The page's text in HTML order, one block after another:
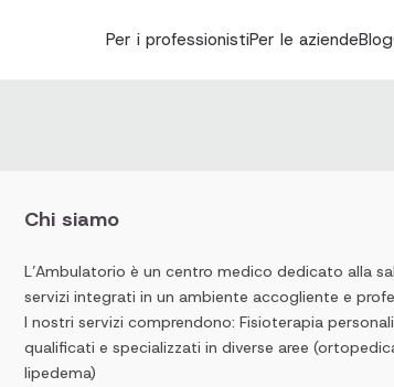
Per i professionistiPer le aziendeBlog
Chi siamo
L’Ambulatorio è un centro medico dedicato alla
servizi integrati in un ambiente accogliente e
I nostri servizi comprendono: Fisioterapia
qualificati e specializzati in diverse aree
lipedema)